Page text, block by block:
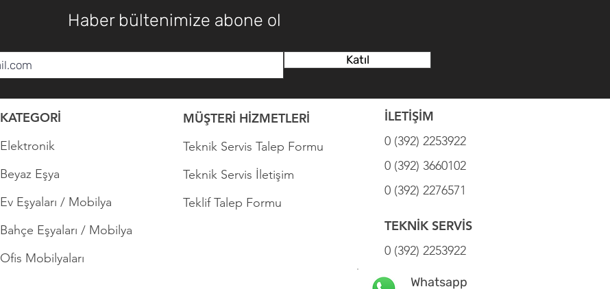
Haber bültenimize abone ol
Katıl
KATEGORİ
Elektronik
Beyaz Eşya
Ev Eşyaları / Mobilya
Bahçe Eşyaları / Mobilya
Ofis Mobilyaları
MÜŞTERİ HİZMETLERİ
Teknik Servis Talep Formu
Teknik Servis İletişim
Teklif Talep Formu
İLETİŞİM
0 (392) 2253922
0 (392) 3660102
0 (392) 2276571
TEKNİK SERVİS
0 (392) 2253922
Whatsapp